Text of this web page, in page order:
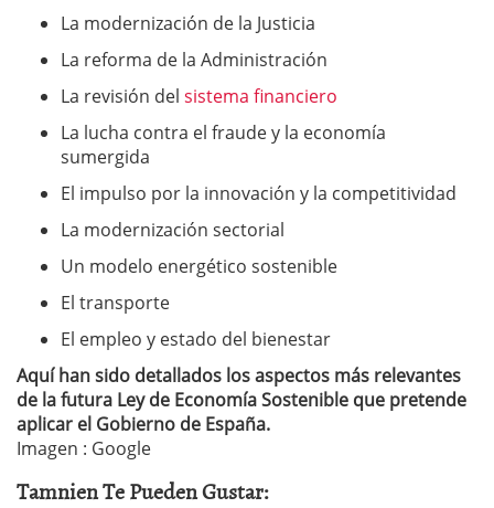
La modernización de la Justicia
La reforma de la Administración
La revisión del sistema financiero
La lucha contra el fraude y la economía
sumergida
El impulso por la innovación y la competitividad
La modernización sectorial
Un modelo energético sostenible
El transporte
El empleo y estado del bienestar
Aquí han sido detallados los aspectos más relevantes
de la futura Ley de Economía Sostenible que pretende
aplicar el Gobierno de España.
Imagen : Google
Tamnien Te Pueden Gustar: